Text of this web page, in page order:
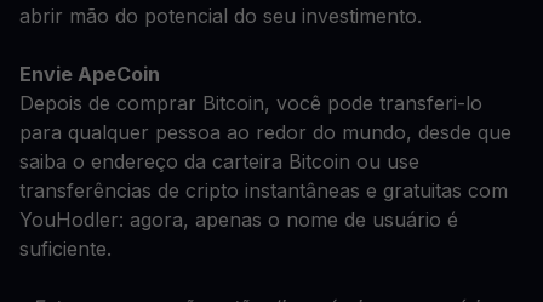
abrir mão do potencial do seu investimento.
Envie ApeCoin
Depois de comprar Bitcoin, você pode transferi-lo
para qualquer pessoa ao redor do mundo, desde que
saiba o endereço da carteira Bitcoin ou use
transferências de cripto instantâneas e gratuitas com
YouHodler: agora, apenas o nome de usuário é
suficiente.